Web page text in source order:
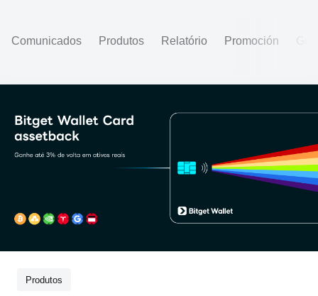
Comunicados Produtos Relatório Promoción
Produtos